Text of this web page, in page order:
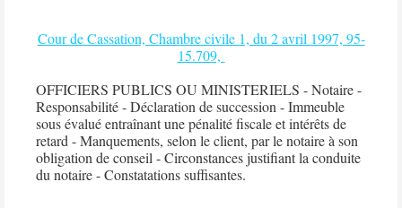
Cour de Cassation, Chambre civile 1, du 2 avril 1997, 95-
15.709,
OFFICIERS PUBLICS OU MINISTERIELS -Notaire-
Responsabilité -Déclaration de succession - Immeuble
sous évalué entraînant une pénalité fiscale et intérêts de
retard - Manquements, selon le client, par lenotaireà son
obligation de conseil - Circonstances justifiant la conduite
du notaire- Constatations suffisantes.